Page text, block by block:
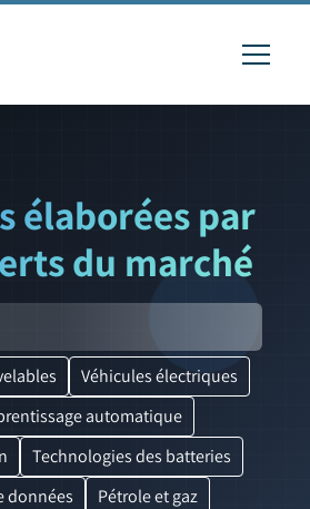
élaborées par
du marché
Véhicules électriques
automatique
Technologies des batteries
données
Pétrole et gaz